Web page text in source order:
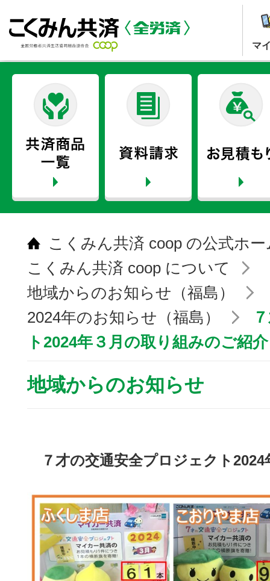
マ
こくみん共済 coop の公式ホ
こくみん共済 coop について
地域からのお知らせ（福島）
2024年のお知らせ（福島）
ト2024年３月の取り組みのご紹介
地域からのお知らせ
７才の交通安全プロジェクト